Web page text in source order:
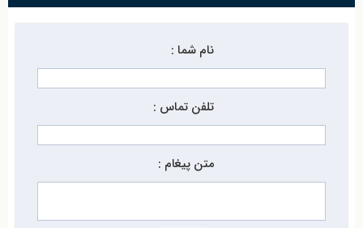
نام شما :
تلفن تماس :
متن پیغام :